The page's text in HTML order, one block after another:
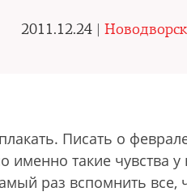
2011.12.24 |
Писать о
такие чувства
раз вспомнить все,